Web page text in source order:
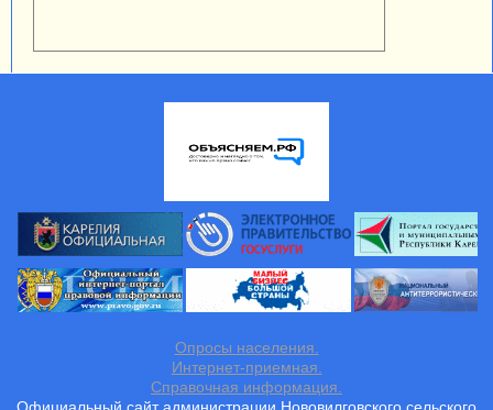
Опросы населения.
Интернет-приемная.
Справочная информация.